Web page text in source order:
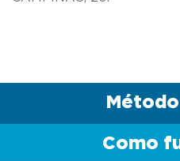
Como